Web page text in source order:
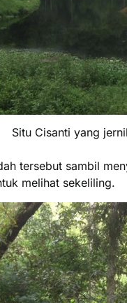
Situ Cisanti yang
tersebut sambil
melihat sekeliling.